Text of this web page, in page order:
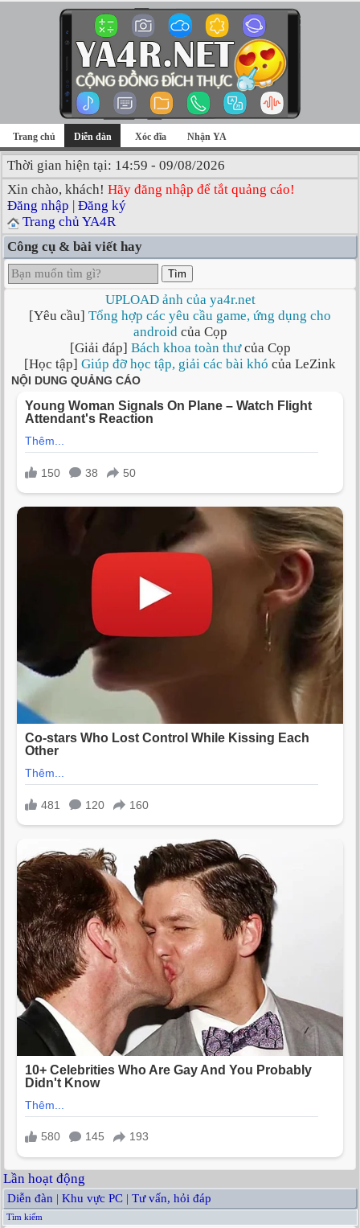
Trang chủ Diễn đàn Xóc đĩa Nhận YA
Thời gian hiện tại: 14:59 - 09/08/2026
Xin chào, khách! Hãy đăng nhập để tắt quảng cáo!
Đăng nhập | Đăng ký
Trang chủ YA4R
Công cụ & bài viết hay
Tìm
UPLOAD ảnh của ya4r.net
[Yêu cầu] Tổng hợp các yêu cầu game, ứng dụng cho
androidcủa Cọp
[Giải đáp] Bách khoa toàn thưcủa Cọp
[Học tập] Giúp đỡ học tập, giải các bài khó của LeZink
Lần hoạt động
Diễn đàn | Khu vực PC | Tư vấn, hỏi đáp
Tìm kiếm